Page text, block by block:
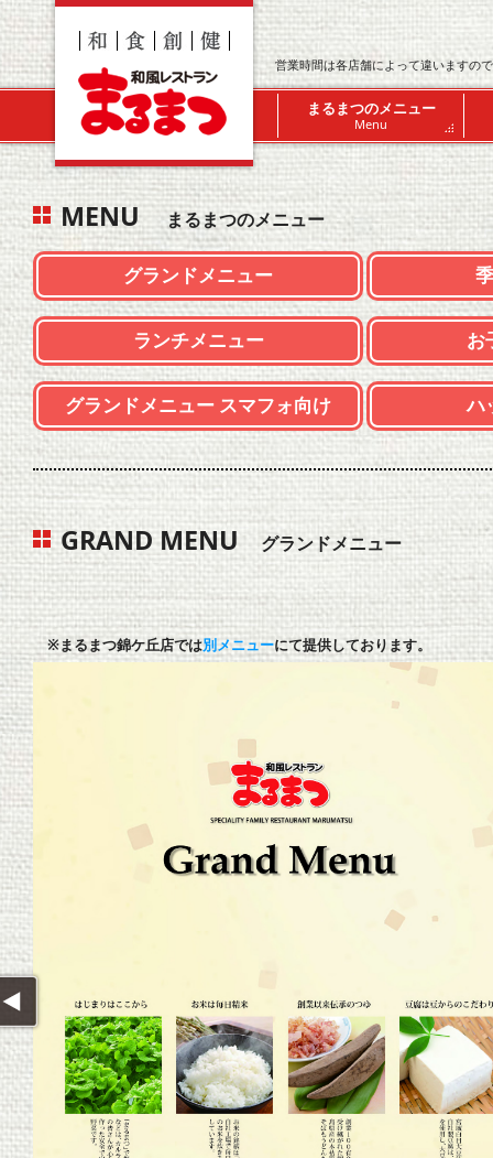
営業時間は各店舗によって違いますの
まるまつのメニュー
Menu
MENU まるまつのメニュー
グランドメニュー
ランチメニュー お
グランドメニュー スマフォ向け ハ
GRAND MENU グランドメニュー
※まるまつ錦ケ丘店では別メニューにて提供しております。